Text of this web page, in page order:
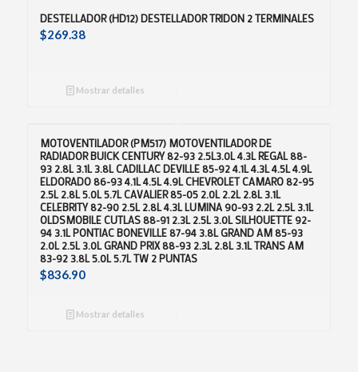
DESTELLADOR (HD12) DESTELLADOR TRIDON 2 TERMINALES
$269.38
Mostrar detalles
MOTOVENTILADOR (PM517) MOTOVENTILADOR DE
RADIADOR BUICK CENTURY 82-93 2.5L3.0L 4.3L REGAL 88-
93 2.8L 3.1L 3.8L CADILLAC DEVILLE 85-92 4.1L 4.3L 4.5L 4.9L
ELDORADO 86-93 4.1L 4.5L 4.9L CHEVROLET CAMARO 82-95
2.5L 2.8L 5.0L 5.7L CAVALIER 85-05 2.0L 2.2L 2.8L 3.1L
CELEBRITY 82-90 2.5L 2.8L 4.3L LUMINA 90-93 2.2L 2.5L 3.1L
OLDSMOBILE CUTLAS 88-91 2.3L 2.5L 3.0L SILHOUETTE 92-
94 3.1L PONTIAC BONEVILLE 87-94 3.8L GRAND AM 85-93
2.0L 2.5L 3.0L GRAND PRIX 88-93 2.3L 2.8L 3.1L TRANS AM
83-92 3.8L 5.0L 5.7L TW 2 PUNTAS
$836.90
Mostrar detalles